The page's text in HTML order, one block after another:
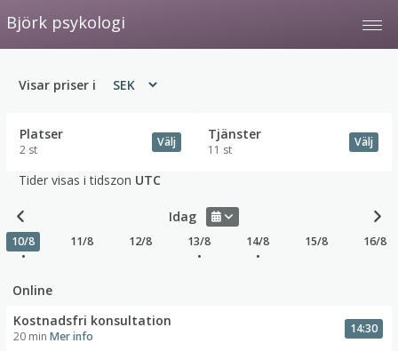
Björk psykologi
Visar priser i
Platser
2 st
Välj Tjänster
11 st
Välj
Tider visas i tidszon UTC
Idag
10/8
•
11/8 12/8 13/8
•
14/8
•
15/8 16/8
Online
Kostnadsfri konsultation
20 min Mer info
14:30